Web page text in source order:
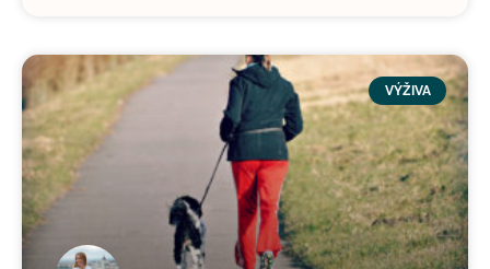
VÝŽIVA